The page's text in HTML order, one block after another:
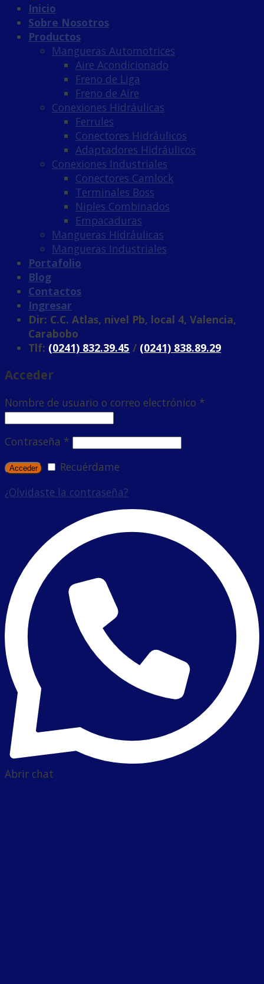
Inicio
Sobre Nosotros
Productos
Mangueras Automotrices
Aire Acondicionado
Freno de Liga
Freno de Aire
Conexiones Hidráulicas
Ferrules
Conectores Hidráulicos
Adaptadores Hidráulicos
Conexiones Industriales
Conectores Camlock
Terminales Boss
Niples Combinados
Empacaduras
Mangueras Hidráulicas
Mangueras Industriales
Portafolio
Blog
Contactos
Ingresar
Dir: C.C. Atlas, nivel Pb, local 4, Valencia,
Carabobo
Tlf: (0241) 832.39.45 / (0241) 838.89.29
Acceder
Nombre de usuario o correo electrónico *
Contraseña *
Recuérdame
¿Olvidaste la contraseña?
Abrir chat